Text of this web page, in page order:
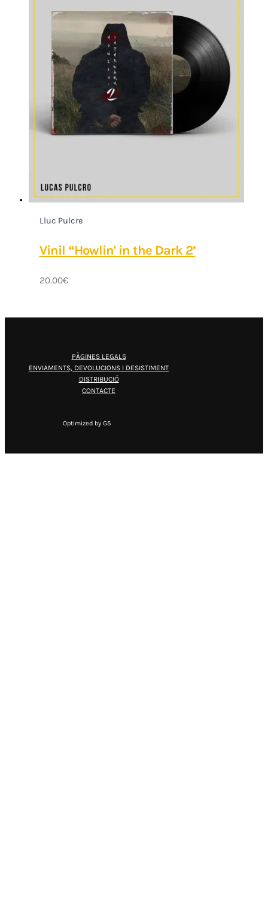
Lluc Pulcre
Vinil “Howlin' in the Dark 2’
20.00€
PÀGINES LEGALS
ENVIAMENTS, DEVOLUCIONS I DESISTIMENT
DISTRIBUCIÓ
CONTACTE
Optimized by GS